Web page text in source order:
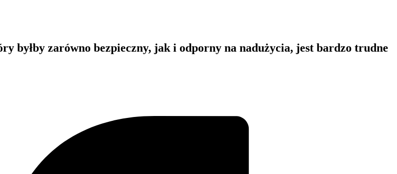
byłby zarówno bezpieczny, jak i odporny na nadużycia, jest bardzo trudne